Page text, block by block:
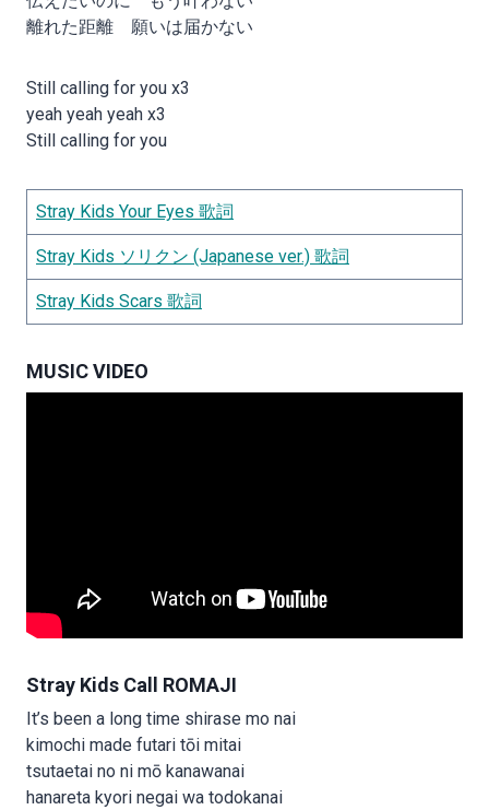
離れた距離 願いは届かない
Still calling for you x3
yeah yeah yeah x3
Still calling for you
Stray Kids Your Eyes 歌詞
Stray Kids ソリクン (Japanese ver.) 歌詞
Stray Kids Scars 歌詞
MUSIC VIDEO
Stray Kids Call ROMAJI
It’s been a long time shirase mo nai
kimochi made futari tōi mitai
tsutaetai no ni mō kanawanai
hanareta kyori negai wa todokanai